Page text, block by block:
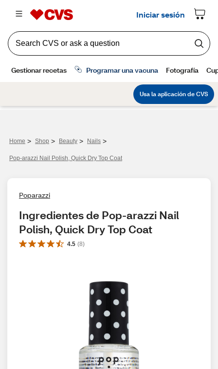
Home > Shop > Beauty > Nails >
Pop-arazzi Nail Polish, Quick Dry Top Coat
Poparazzi
Ingredientes de Pop-arazzi Nail
Polish, Quick Dry Top Coat
4.5 (8)